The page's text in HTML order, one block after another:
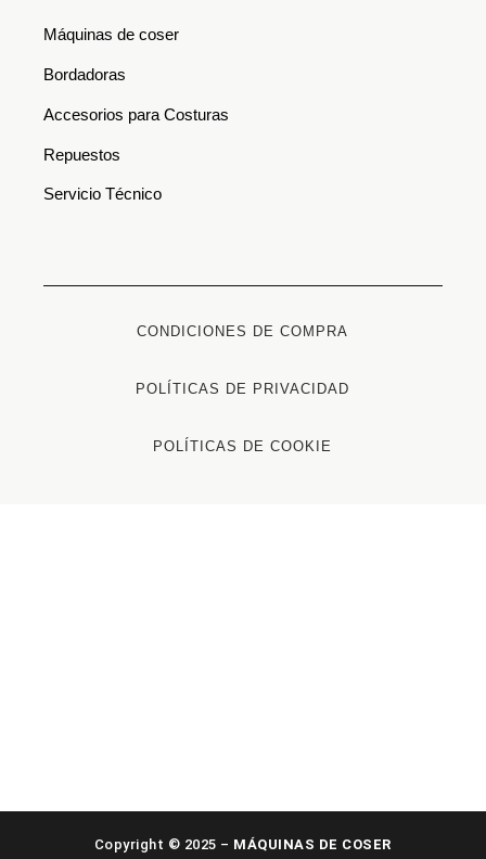
Máquinas de coser
Bordadoras
Accesorios para Costuras
Repuestos
Servicio Técnico
CONDICIONES DE COMPRA
POLÍTICAS DE PRIVACIDAD
POLÍTICAS DE COOKIE
Copyright © 2025 – MÁQUINAS DE COSER